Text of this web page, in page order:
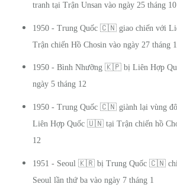
tranh tại Trận Unsan vào ngày 25 tháng 10
1950 - Trung Quốc 🇨🇳 giao chiến với
Trận chiến Hồ Chosin vào ngày 27 tháng
1950 - Bình Nhưỡng 🇰🇵 bị Liên Hợp
ngày 5 tháng 12
1950 - Trung Quốc 🇨🇳 giành lại vùng
Liên Hợp Quốc 🇺🇳 tại Trận chiến hồ
12
1951 - Seoul 🇰🇷 bị Trung Quốc 🇨🇳
Seoul lần thứ ba vào ngày 7 tháng 1